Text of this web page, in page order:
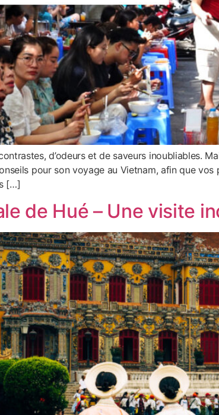
d’odeurs et de saveurs inoubliables.
pour son voyage au Vietnam, afin que
[…]
de Hué – Une visite